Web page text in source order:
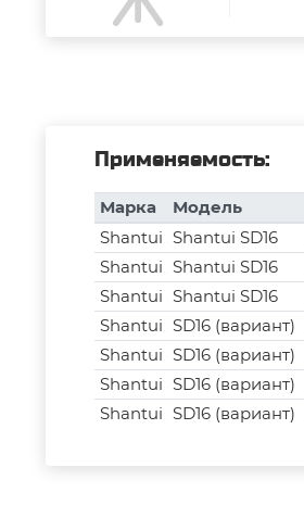
Применяемость:
Марка Модель
Shantui Shantui SD16
Shantui Shantui SD16
Shantui Shantui SD16
Shantui SD16 (вариант)
Shantui SD16 (вариант)
Shantui SD16 (вариант)
Shantui SD16 (вариант)